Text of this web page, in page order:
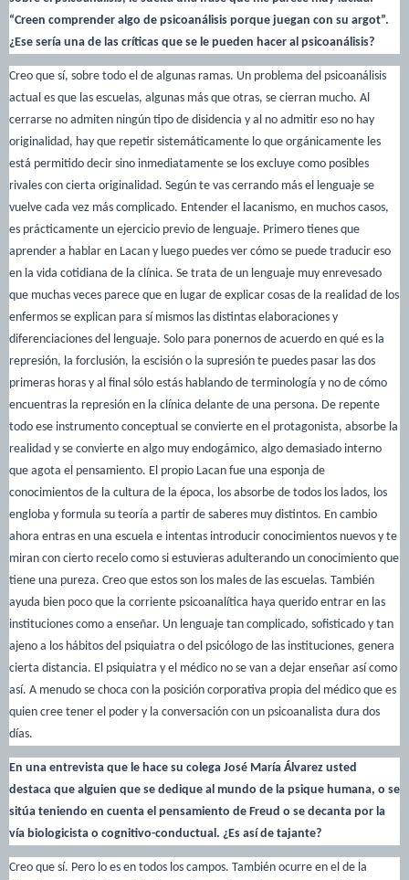
“Creen comprender algo de psicoanálisis porque juegan con su argot”.
¿Ese sería una de las críticas que se le pueden hacer al psicoanálisis?
Creo que sí, sobre todo el de algunas ramas. Un problema del psicoanálisis
actual es que las escuelas, algunas más que otras, se cierran mucho. Al
cerrarse no admiten ningún tipo de disidencia y al no admitir eso no hay
originalidad, hay que repetir sistemáticamente lo que orgánicamente les
está permitido decir sino inmediatamente se los excluye como posibles
rivales con cierta originalidad. Según te vas cerrando más el lenguaje se
vuelve cada vez más complicado. Entender el lacanismo, en muchos casos,
es prácticamente un ejercicio previo de lenguaje. Primero tienes que
aprender a hablar en Lacan y luego puedes ver cómo se puede traducir eso
en la vida cotidiana de la clínica. Se trata de un lenguaje muy enrevesado
que muchas veces parece que en lugar de explicar cosas de la realidad de los
enfermos se explican para sí mismos las distintas elaboraciones y
diferenciaciones del lenguaje. Solo para ponernos de acuerdo en qué es la
represión, la forclusión, la escisión o la supresión te puedes pasar las dos
primeras horas y al final sólo estás hablando de terminología y no de cómo
encuentras la represión en la clínica delante de una persona. De repente
todo ese instrumento conceptual se convierte en el protagonista, absorbe la
realidad y se convierte en algo muy endogámico, algo demasiado interno
que agota el pensamiento. El propio Lacan fue una esponja de
conocimientos de la cultura de la época, los absorbe de todos los lados, los
engloba y formula su teoría a partir de saberes muy distintos. En cambio
ahora entras en una escuela e intentas introducir conocimientos nuevos y te
miran con cierto recelo como si estuvieras adulterando un conocimiento que
tiene una pureza. Creo que estos son los males de las escuelas. También
ayuda bien poco que la corriente psicoanalítica haya querido entrar en las
instituciones como a enseñar. Un lenguaje tan complicado, sofisticado y tan
ajeno a los hábitos del psiquiatra o del psicólogo de las instituciones, genera
cierta distancia. El psiquiatra y el médico no se van a dejar enseñar así como
así. A menudo se choca con la posición corporativa propia del médico que es
quien cree tener el poder y la conversación con un psicoanalista dura dos
días.
En una entrevista que le hace su colega José María Álvarez usted
destaca que alguien que se dedique al mundo de la psique humana, o se
sitúa teniendo en cuenta el pensamiento de Freud o se decanta por la
vía biologicista o cognitivo-conductual. ¿Es así de tajante?
Creo que sí. Pero lo es en todos los campos. También ocurre en el de la